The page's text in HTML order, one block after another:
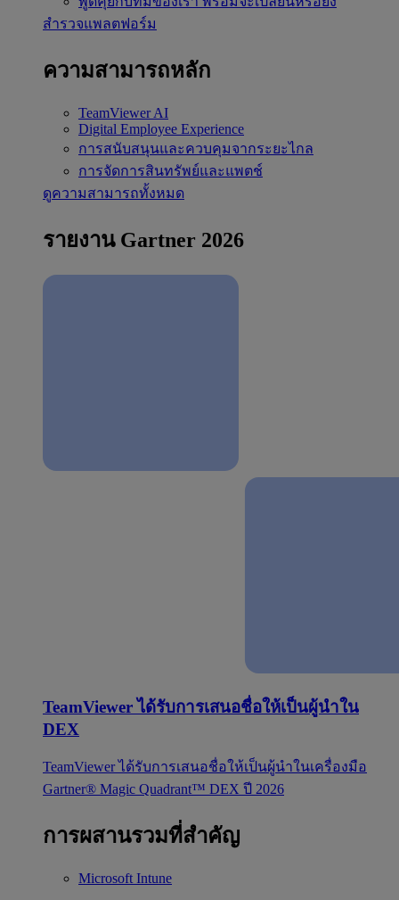
สำรวจแพลตฟอร์ม
ความสามารถหลัก
TeamViewer AI
Digital Employee Experience
การสนับสนุนและควบคุมจากระยะไกล
การจัดการสินทรัพย์และแพตช์
ดูความสามารถทั้งหมด
รายงาน Gartner 2026
TeamViewer ได้รับการเสนอชื่อให้เป็นผู้นำใน
DEX
TeamViewer ได้รับการเสนอชื่อให้เป็นผู้นำในเครื่องมือ
Gartner® Magic Quadrant™ DEX ปี 2026
การผสานรวมที่สำคัญ
Microsoft Intune